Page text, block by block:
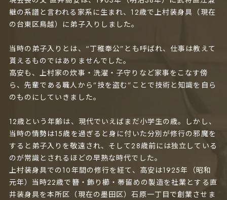
継の系譜と言われる家系に生まれ、12歳で上村装身具（現在
の台東区鳥越）に弟子入りしました。
当時の弟子入りとは、“丁稚奉公”とも呼ばれ、仕事は教えて
貰えるものではありませんでした。
高安も、上村家の炊事・洗濯・子守りなど家事をこなす傍
ら、先輩である職人から”技を盗む”ことで技術と知識を自ら
のものにしていきました。
12歳という年齢は、現代でいえばまだ小学生の歳。しかし、
当時の情勢は15歳を過ぎると身に付いた分別が修行の邪魔を
すると弟子入りを敬遠され、そして28歳前には独立している
のが常識とされるほどの早熟な時代でした。
上村装身具での10年間の修行を経て、高安は1925年（昭和
元年）当時22歳で簪・飾り櫛・帯留めの製造を社業とする直
井装身具を本所区（現在の墨田区）石原一丁目で創業させま